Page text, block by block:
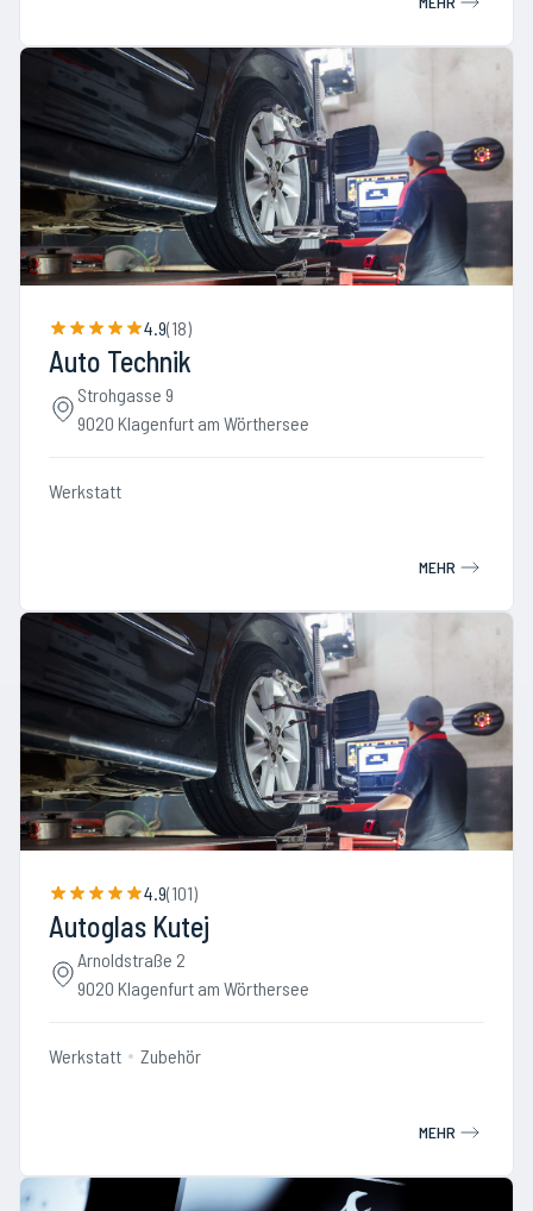
4.9(18)
Auto Technik
Strohgasse 9
9020 Klagenfurt am Wörthersee
Werkstatt
MEHR
4.9(101)
Autoglas Kutej
Arnoldstraße 2
9020 Klagenfurt am Wörthersee
Werkstatt Zubehör
MEHR